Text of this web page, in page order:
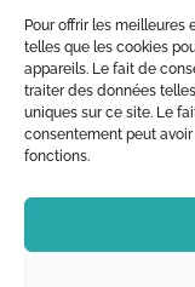
Pour offrir les
telles que les cookies
appareils. Le fait de
traiter des données
uniques sur ce site. Le
consentement peut
fonctions.
© Sorodist
AttrapTemps|
|